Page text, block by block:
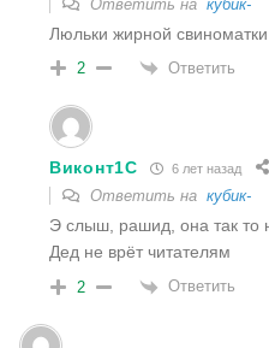
Ответить на кубик-
Люльки жирной
2 Ответить
Виконт1С 6 лет назад
Ответить на кубик-
Э слыш, рашид, она так то
Дед не врёт читателям
2 Ответить